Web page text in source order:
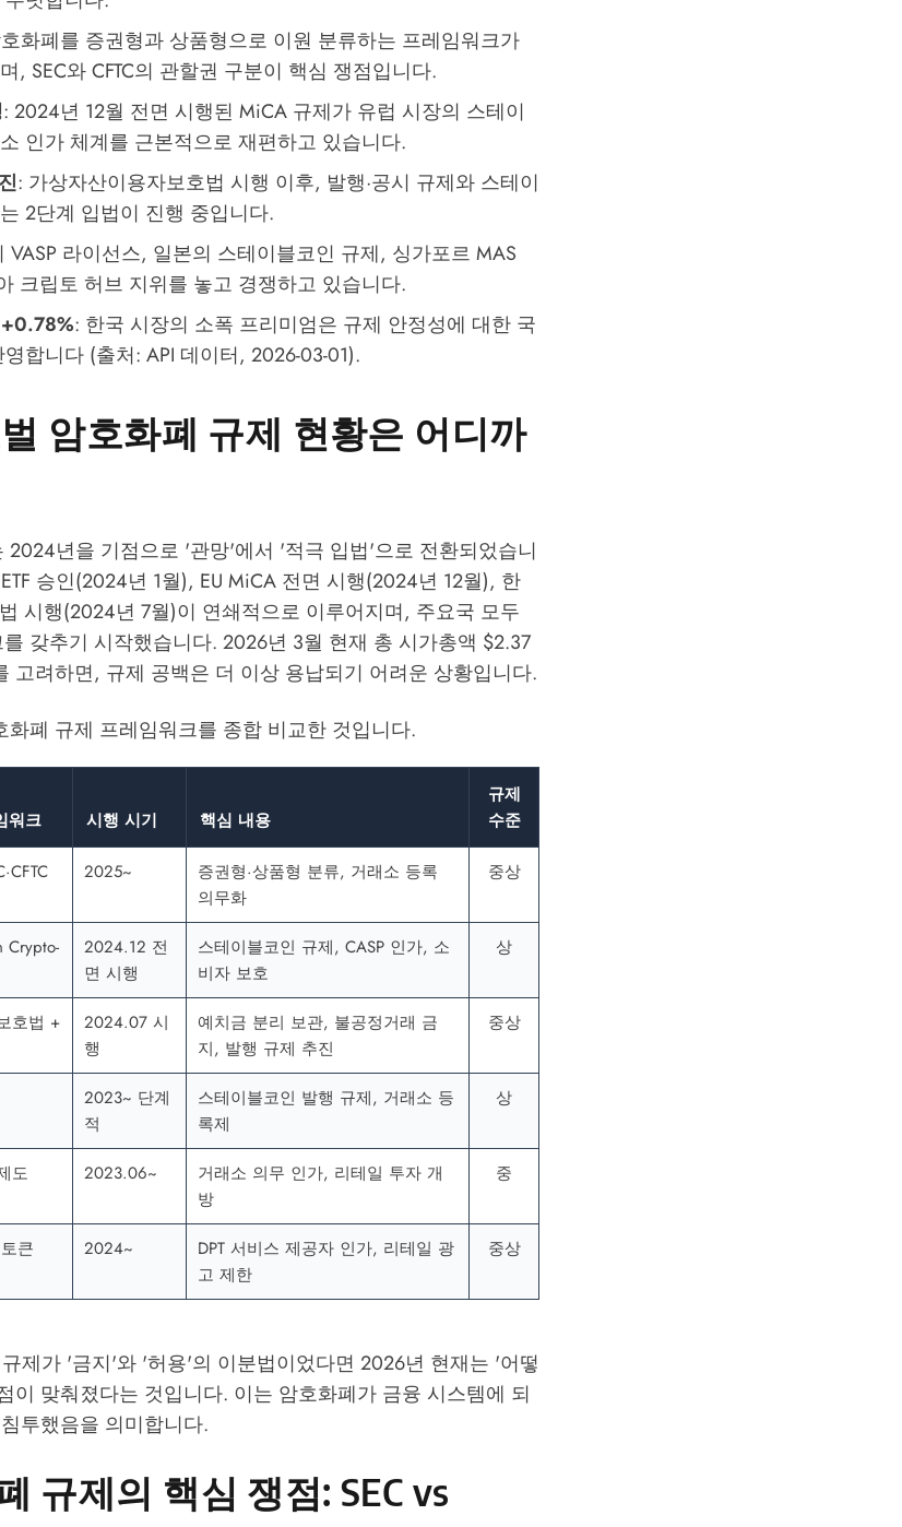
화폐를 증권형과 상품형으로 이원 분류하는 프레임워크가
, SEC와 CFTC의 관할권 구분이 핵심 쟁점입니다.
: 2024년 12월 전면 시행된 MiCA 규제가 유럽 시장의 스테이
인가 체계를 근본적으로 재편하고 있습니다.
: 가상자산이용자보호법 시행 이후, 발행·공시 규제와 스테이
2단계 입법이 진행 중입니다.
VASP 라이선스, 일본의 스테이블코인 규제, 싱가포르 MAS
크립토 허브 지위를 놓고 경쟁하고 있습니다.
: 한국 시장의 소폭 프리미엄은 규제 안정성에 대한 국
합니다 (출처: API 데이터, 2026-03-01).
암호화폐 규제 현황은 어디까
2024년을 기점으로 '관망'에서 '적극 입법'으로 전환되었습니
승인(2024년 1월), EU MiCA 전면 시행(2024년 12월), 한
시행(2024년 7월)이 연쇄적으로 이루어지며, 주요국 모두
갖추기 시작했습니다. 2026년 3월 현재 총 시가총액 $2.37
고려하면, 규제 공백은 더 이상 용납되기 어려운 상황입니다.
화폐 규제 프레임워크를 종합 비교한 것입니다.
워크 시행 시기 핵심 내용
규제
수준
2025~
증권형·상품형 분류, 거래소 등록
의무화
중상
Crypto-
2024.12 전
면 시행
스테이블코인 규제, CASP 인가, 소
비자 보호
상
호법 +
2024.07 시
행
예치금 분리 보관, 불공정거래 금
지, 발행 규제 추진
중상
2023~ 단계
적
스테이블코인 발행 규제, 거래소 등
록제
상
도 2023.06~
거래소 의무 인가, 리테일 투자 개
방
중
큰
2024~
DPT 서비스 제공자 인가, 리테일 광
고 제한
중상
제가 '금지'와 '허용'의 이분법이었다면 2026년 현재는 '어떻
이 맞춰졌다는 것입니다. 이는 암호화폐가 금융 시스템에 되
투했음을 의미합니다.
규제의 핵심 쟁점: SEC vs